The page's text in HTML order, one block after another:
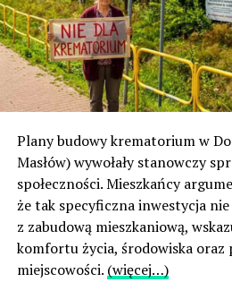
Plany budowy krematorium w
Masłów) wywołały stanowczy
społeczności. Mieszkańcy
że tak specyficzna inwestycja
z zabudową mieszkaniową,
komfortu życia, środowiska oraz
miejscowości. (więcej…)